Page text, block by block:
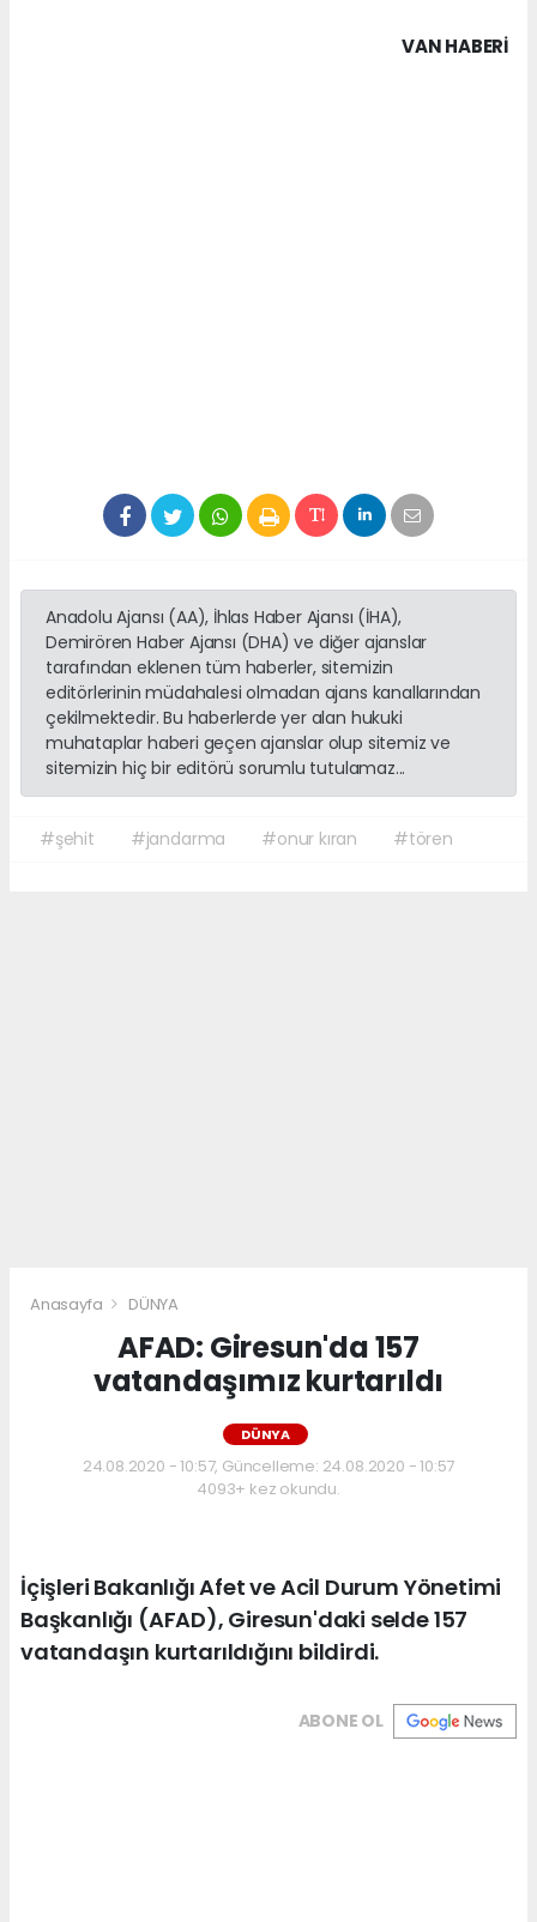
VAN HABERİ
Anadolu Ajansı (AA), İhlas Haber Ajansı (İHA),
Demirören Haber Ajansı (DHA) ve diğer ajanslar
tarafından eklenen tüm haberler, sitemizin
editörlerinin müdahalesi olmadan ajans kanallarından
çekilmektedir. Bu haberlerde yer alan hukuki
muhataplar haberi geçen ajanslar olup sitemiz ve
sitemizin hiç bir editörü sorumlu tutulamaz...
#şehit #jandarma #onur kıran #tören
Anasayfa DÜNYA
AFAD: Giresun'da 157
vatandaşımız kurtarıldı
DÜNYA
24.08.2020 - 10:57, Güncelleme: 24.08.2020 - 10:57
4093+ kez okundu.
İçişleri Bakanlığı Afet ve Acil Durum Yönetimi
Başkanlığı (AFAD), Giresun'daki selde 157
vatandaşın kurtarıldığını bildirdi.
ABONE OL